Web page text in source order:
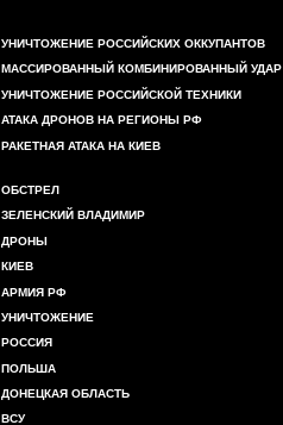
УНИЧТОЖЕНИЕ РОССИЙСКИХ ОККУПАНТОВ
МАССИРОВАННЫЙ КОМБИНИРОВАННЫЙ УДАР
УНИЧТОЖЕНИЕ РОССИЙСКОЙ ТЕХНИКИ
АТАКА ДРОНОВ НА РЕГИОНЫ РФ
РАКЕТНАЯ АТАКА НА КИЕВ
ОБСТРЕЛ
ЗЕЛЕНСКИЙ ВЛАДИМИР
ДРОНЫ
КИЕВ
АРМИЯ РФ
УНИЧТОЖЕНИЕ
РОССИЯ
ПОЛЬША
ДОНЕЦКАЯ ОБЛАСТЬ
ВСУ